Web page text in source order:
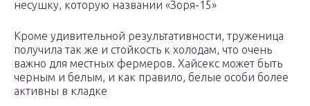
несушку, которую названии «Зоря-15»
Кроме удивительной результативности, труженица
получила так же и стойкость к холодам, что очень
важно для местных фермеров. Хайсекс может быть
черным и белым, и как правило, белые особи более
активны в кладке